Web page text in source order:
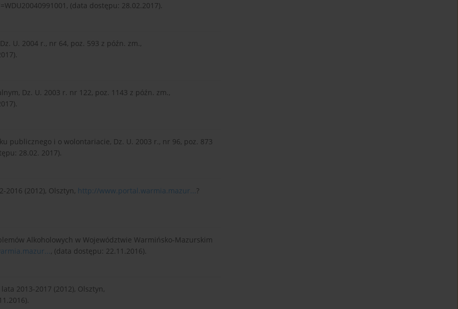
(data dostępu: 28.02.2017).
U. 2004 r., nr 64, poz. 593 z późn. zm.,
Dz. U. 2003 r. nr 122, poz. 1143 z późn. zm.,
publicznego i o wolontariacie, Dz. U. 2003 r., nr 96, poz. 873
28.02. 2017).
2016 (2012), Olsztyn, http://www.portal.warmia.mazur...?
Alkoholowych w Województwie Warmińsko-Mazurskim
, (data dostępu: 22.11.2016).
2013-2017 (2012), Olsztyn,